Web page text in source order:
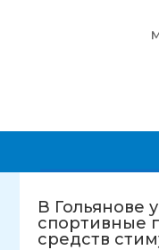
В Гольянове
спортивные
средств